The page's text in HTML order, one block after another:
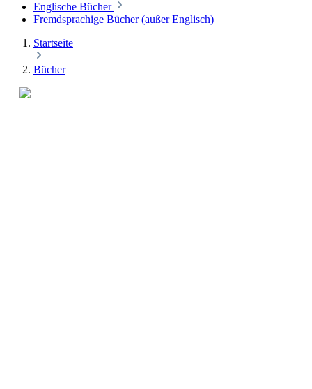
Englische Bücher
Fremdsprachige Bücher (außer Englisch)
Startseite
Bücher